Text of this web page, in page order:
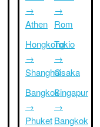
→
Athen
Hongkong
→
Shanghai
Bangkok
→
Phuket
→
Rom
Tokio
→
Osaka
Singapur
→
Bangkok